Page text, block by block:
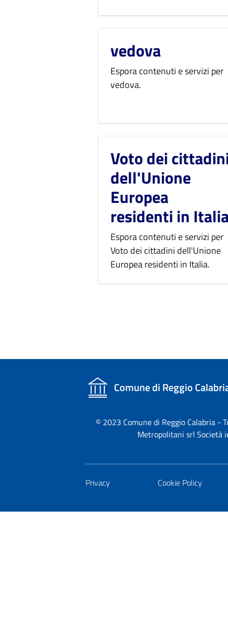
vedova
Espora contenuti e servizi per
vedova.
Voto dei
dell'Unione
Europea
residenti in
Espora contenuti e servizi per
Voto dei cittadini dell'Unione
Europea residenti in Italia.
Comune di Reggio
© 2023 Comune di Reggio Calabria
Metropolitani srl Società
Privacy Cookie Policy